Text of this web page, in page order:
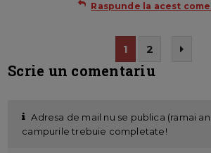
Raspunde la acest
1 2
Scrie un comentariu
Adresa de mail nu se publica (ramai
campurile trebuie completate!